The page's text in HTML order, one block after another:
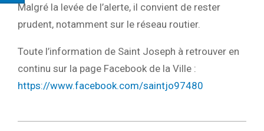
Malgré la levée de l’alerte, il convient de rester
prudent, notamment sur le réseau routier.
Toute l’information de Saint Joseph à retrouver en
continu sur la page Facebook de la Ville :
https://www.facebook.com/saintjo97480